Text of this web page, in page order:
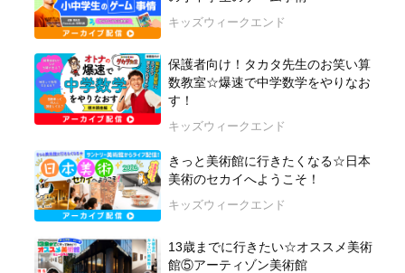
キッズウィークエンド
保護者向け！タカタ先生のお笑い算
数教室☆爆速で中学数学をやりなお
す！
キッズウィークエンド
きっと美術館に行きたくなる☆日本
美術のセカイへようこそ！
キッズウィークエンド
13歳までに行きたい☆オススメ美術
館⑤アーティゾン美術館